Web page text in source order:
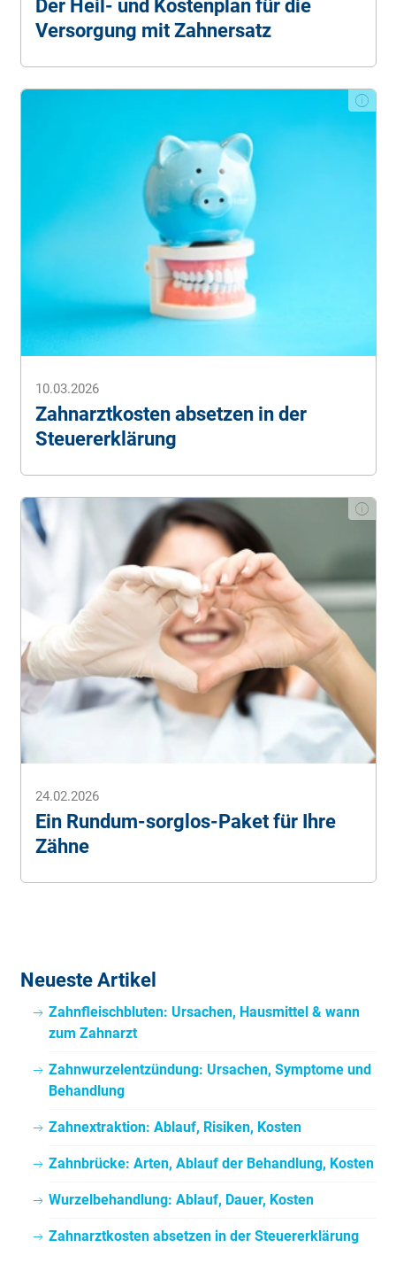
Der Heil- und Kostenplan für die
Versorgung mit Zahnersatz
10.03.2026
Zahnarztkosten absetzen in der
Steuererklärung
24.02.2026
Ein Rundum-sorglos-Paket für Ihre
Zähne
Neueste Artikel
Zahnfleischbluten: Ursachen, Hausmittel & wann
zum Zahnarzt
Zahnwurzelentzündung: Ursachen, Symptome und
Behandlung
Zahnextraktion: Ablauf, Risiken, Kosten
Zahnbrücke: Arten, Ablauf der Behandlung, Kosten
Wurzelbehandlung: Ablauf, Dauer, Kosten
Zahnarztkosten absetzen in der Steuererklärung